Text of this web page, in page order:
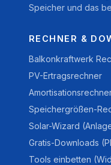
Speicher und das
RECHNER &
Balkonkraftwerk
PV-Ertragsrechner
Speichergrößen-
Solar-Wizard
Gratis-Downloads
Tools einbetten